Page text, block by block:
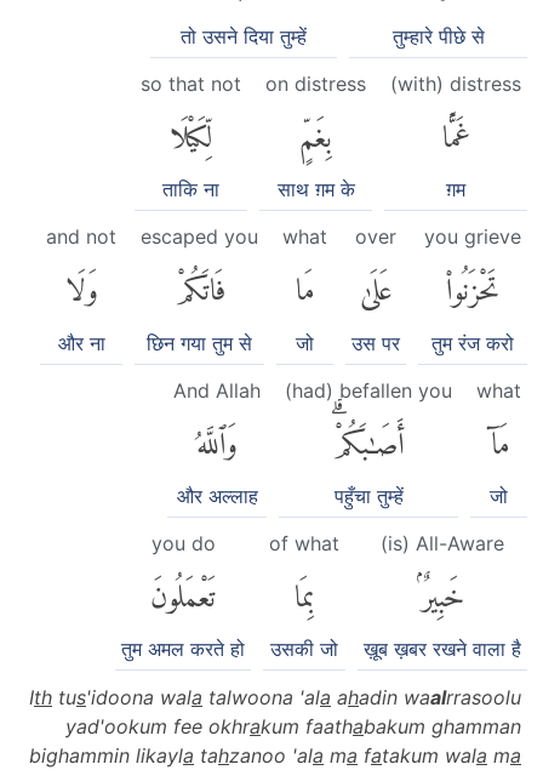
तुम्हारे पीछे से
तो उसने दिया तुम्हें
(with) distress
غَمًّۢا
ग़म
on distress
بِغَمٍّ
साथ ग़म के
so that not
لِّكَيْلَا
ताकि ना
you grieve
تَحْزَنُوا۟
तुम रंज करो
over
عَلَىٰ
उस पर
what
مَا
जो
escaped you
فَاتَكُمْ
छिन गया तुम से
and not
وَلَا
और ना
what
مَآ
जो
(had) befallen you
أَصَٰبَكُمْۗ
पहुँचा तुम्हें
And Allah
وَٱللَّهُ
और अल्लाह
(is) All-Aware
خَبِيرٌۢ
ख़ूब ख़बर रखने वाला है
of what
بِمَا
उसकी जो
you do
تَعْمَلُونَ
तुम अमल करते हो
Ith tus'idoona wala talwoona 'ala ahadin waalrrasoolu
yad'ookum fee okhrakum faathabakum ghamman
bighammin likayla tahzanoo 'ala ma fatakum wala ma